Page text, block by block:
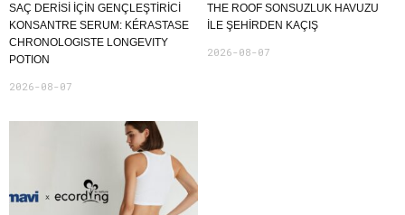
SAÇ DERİSİ İÇİN GENÇLEŞTİRİCİ
KONSANTRE SERUM: KÉRASTASE
CHRONOLOGISTE LONGEVITY
POTION
2026-08-07
THE ROOF SONSUZLUK HAVUZU
ILE ŞEHIRDEN KAÇIŞ
2026-08-07